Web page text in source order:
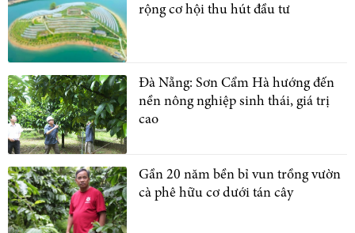
rộng cơ hội thu hút đầu tư
Đà Nẵng: Sơn Cẩm Hà hướng đến
nền nông nghiệp sinh thái, giá trị
cao
Gần 20 năm bền bỉ vun trồng vườn
cà phê hữu cơ dưới tán cây